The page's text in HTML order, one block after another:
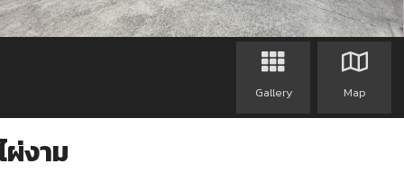
Gallery Map
งาม